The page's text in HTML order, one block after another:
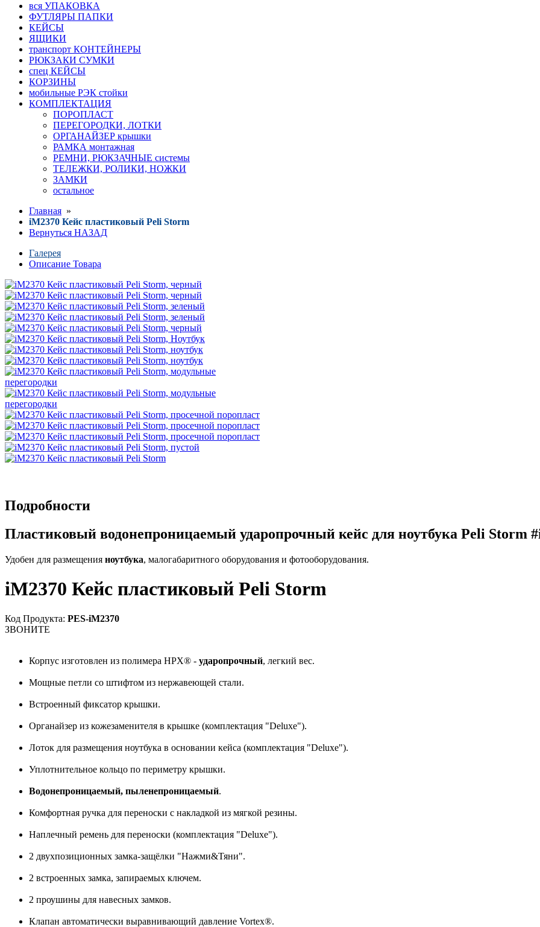
вся УПАКОВКА
ФУТЛЯРЫ ПАПКИ
КЕЙСЫ
ЯЩИКИ
транспорт КОНТЕЙНЕРЫ
РЮКЗАКИ СУМКИ
спец КЕЙСЫ
КОРЗИНЫ
мобильные РЭК стойки
КОМПЛЕКТАЦИЯ
ПОРОПЛАСТ
ПЕРЕГОРОДКИ, ЛОТКИ
ОРГАНАЙЗЕР крышки
РАМКА монтажная
РЕМНИ, РЮКЗАЧНЫЕ системы
ТЕЛЕЖКИ, РОЛИКИ, НОЖКИ
ЗАМКИ
остальное
Главная »
iM2370 Кейс пластиковый Peli Storm
Вернуться НАЗАД
Галерея
Описание Товара
Подробности
Пластиковый водонепроницаемый ударопрочный кейс для ноутбука Peli Storm
Удобен для размещения ноутбука, малогабаритного оборудования и фотооборудования.
iM2370 Кейс пластиковый Peli Storm
Код Продукта: PES-iM2370
ЗВОНИТЕ
Корпус изготовлен из полимера HPX® - ударопрочный, легкий вес.
Мощные петли со штифтом из нержавеющей стали.
Встроенный фиксатор крышки.
Органайзер из кожезаменителя в крышке (комплектация "Deluxe").
Лоток для размещения ноутбука в основании кейса (комплектация "Deluxe").
Уплотнительное кольцо по периметру крышки.
Водонепроницаемый, пыленепроницаемый.
Комфортная ручка для переноски с накладкой из мягкой резины.
Наплечный ремень для переноски (комплектация "Deluxe").
2 двухпозиционных замка-защёлки "Нажми&Тяни".
2 встроенных замка, запираемых ключем.
2 проушины для навесных замков.
Клапан автоматически выравнивающий давление Vortex®.